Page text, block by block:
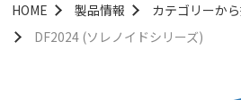
HOME 製品情報
カテゴリーか
DF2024 (ソレノイドシリーズ)